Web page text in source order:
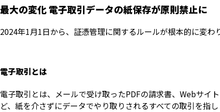
最大の変化 電子取引データの紙保存が原則禁止に
2024年1月1日から、証憑管理に関するルールが根本的に変
電子取引とは
電子取引とは、メールで受け取ったPDFの請求書、Webサイ
ど、紙を介さずにデータでやり取りされるすべての取引を指